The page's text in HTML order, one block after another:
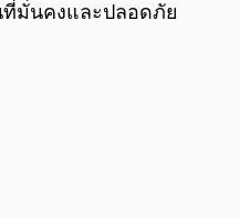
มั่นคงและปลอดภัย